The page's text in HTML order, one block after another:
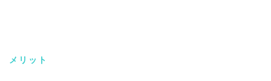
メリット